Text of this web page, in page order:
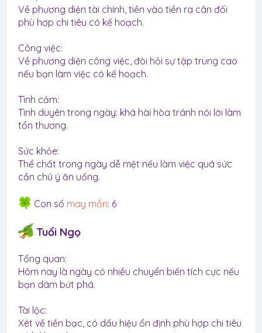
Về phương diện tài chính, tiền vào tiền ra cân đối
phù hợp chi tiêu có kế hoạch.
Công việc:
Về phương diện công việc, đòi hỏi sự tập trung cao
nếu bạn làm việc có kế hoạch.
Tình cảm:
Tình duyên trong ngày: khá hài hòa tránh nói lời làm
tổn thương.
Sức khỏe:
Thể chất trong ngày dễ mệt nếu làm việc quá sức
cần chú ý ăn uống.
Con số may mắn: 6
Tuổi Ngọ
Tổng quan:
Hôm nay là ngày có nhiều chuyển biến tích cực nếu
bạn dám bứt phá.
Tài lộc:
Xét về tiền bạc, có dấu hiệu ổn định phù hợp chi tiêu